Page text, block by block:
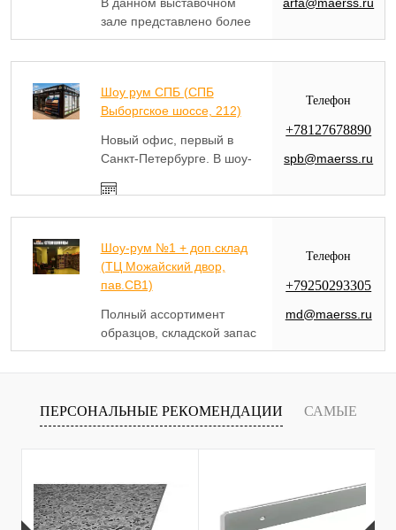
зале представлено более
350 образцов кухонных
столешниц + в наличии
пр.фурнитура. Временно
не работает!
Шоу рум СПБ (СПБ
Выборгское шоссе, 212)
Новый офис, первый в
Санкт-Петербурге. В шоу-
250 больших образцов
столешниц, сопутствующих
отгрузки заказов готовой
продукции.
Телефон
+78127678890
spb@maerss.ru
Шоу-рум №1 + доп.склад
(ТЦ Можайский двор,
пав.СВ1)
Полный ассортимент
образцов, складской запас
под 100 полотен.
Выполняем простые услуги
кромлению столов.
Телефон
+79250293305
md@maerss.ru
ПЕРСОНАЛЬНЫЕ РЕКОМЕНДАЦИИ САМЫЕ
ПРОДАВАЕМЫЕ ТОВАРЫ